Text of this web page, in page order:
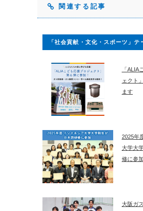
関連する記事
「社会貢献・文化・スポーツ」テ
「ALIA
ェクト
ます
2025年
大学大
修に参加
大阪ガ